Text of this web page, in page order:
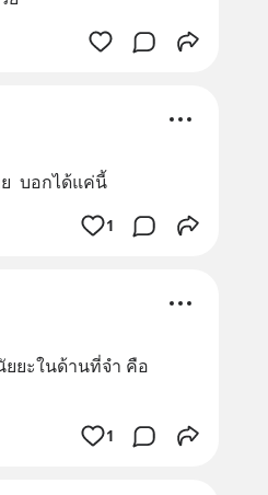
บอกได้แค่นี้
1
ยะในด้านที่จำ คือ
1